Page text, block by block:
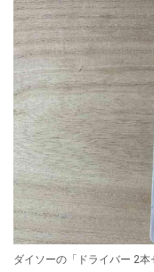
ダイソーの「ドライバー 2本